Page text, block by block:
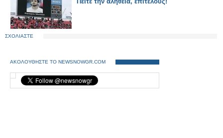
ΣΧΟΛΙΑΣΤΕ
ΑΚΟΛΟΥΘΗΣΤΕ ΤΟ NEWSNOWGR.COM